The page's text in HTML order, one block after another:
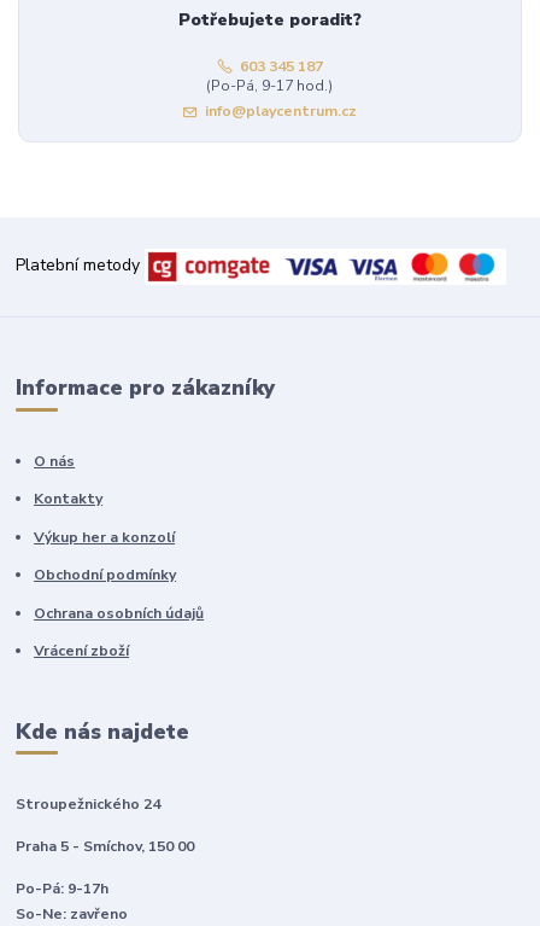
Potřebujete poradit?
603 345 187
(Po-Pá, 9-17 hod.)
info@playcentrum.cz
Platební metody
Informace pro zákazníky
O nás
Kontakty
Výkup her a konzolí
Obchodní podmínky
Ochrana osobních údajů
Vrácení zboží
Kde nás najdete
Stroupežnického 24
Praha 5 - Smíchov, 150 00
Po-Pá: 9-17h
So-Ne: zavřeno